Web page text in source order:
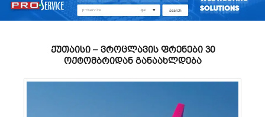
ქუთაისი – ვროცლავის ფრენები 30
ოქტომბრიდან განაახლდება